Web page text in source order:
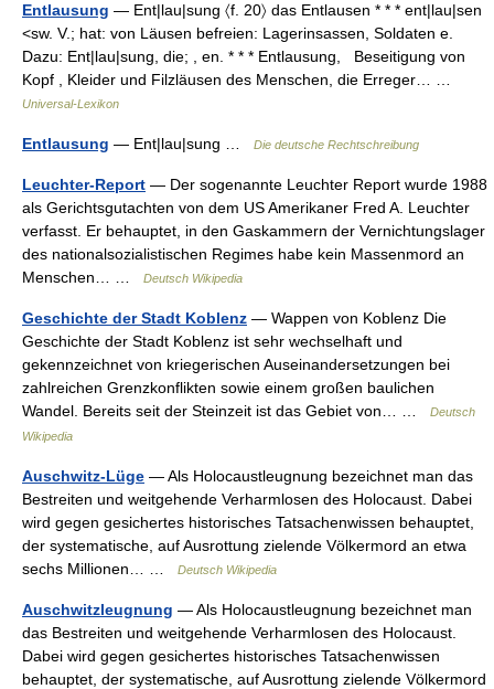
Entlausung — Ent|lau|sung 〈f. 20〉 das Entlausen * * * ent|lau|sen
<sw. V.; hat: von Läusen befreien: Lagerinsassen, Soldaten e.
Dazu: Ent|lau|sung, die; , en. * * * Entlausung, Beseitigung von
Kopf , Kleider und Filzläusen des Menschen, die Erreger… …
Universal-Lexikon
Entlausung — Ent|lau|sung … Die deutsche Rechtschreibung
Leuchter-Report — Der sogenannte Leuchter Report wurde 1988
als Gerichtsgutachten von dem US Amerikaner Fred A. Leuchter
verfasst. Er behauptet, in den Gaskammern der Vernichtungslager
des nationalsozialistischen Regimes habe kein Massenmord an
Menschen… …
Deutsch Wikipedia
Geschichte der Stadt Koblenz — Wappen von Koblenz Die
Geschichte der Stadt Koblenz ist sehr wechselhaft und
gekennzeichnet von kriegerischen Auseinandersetzungen bei
zahlreichen Grenzkonflikten sowie einem großen baulichen
Wandel. Bereits seit der Steinzeit ist das Gebiet von… …
Deutsch
Wikipedia
Auschwitz-Lüge — Als Holocaustleugnung bezeichnet man das
Bestreiten und weitgehende Verharmlosen des Holocaust. Dabei
wird gegen gesichertes historisches Tatsachenwissen behauptet,
der systematische, auf Ausrottung zielende Völkermord an etwa
sechs Millionen… …
Deutsch Wikipedia
Auschwitzleugnung — Als Holocaustleugnung bezeichnet man
das Bestreiten und weitgehende Verharmlosen des Holocaust.
Dabei wird gegen gesichertes historisches Tatsachenwissen
behauptet, der systematische, auf Ausrottung zielende Völkermord